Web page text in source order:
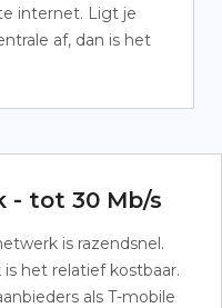
internet. Ligt je
af, dan is het
- tot 30 Mb/s
is razendsnel.
het relatief kostbaar.
als T-mobile